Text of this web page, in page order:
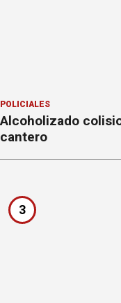
POLICIALES
Alcoholizado
cantero
3